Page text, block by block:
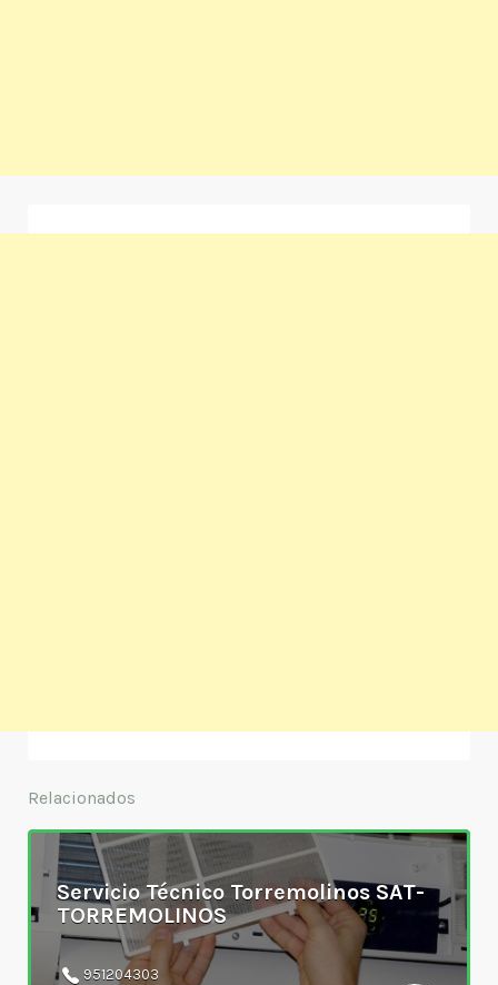
Relacionados
Servicio Técnico Torremolinos SAT-
TORREMOLINOS
951204303